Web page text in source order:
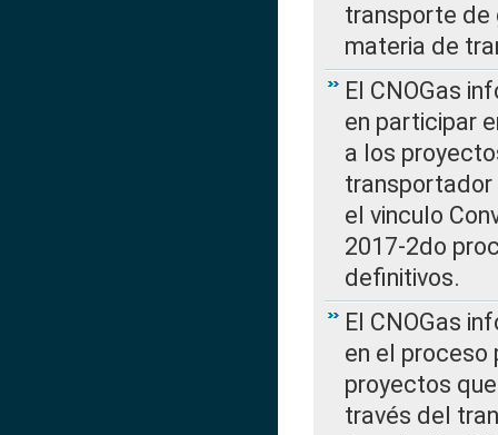
transporte de
materia de
El CNOGas
en participar
a los
transportador
el vinculo
2017-2do
definitivos.
El CNOGas
en el proceso
proyectos
través del